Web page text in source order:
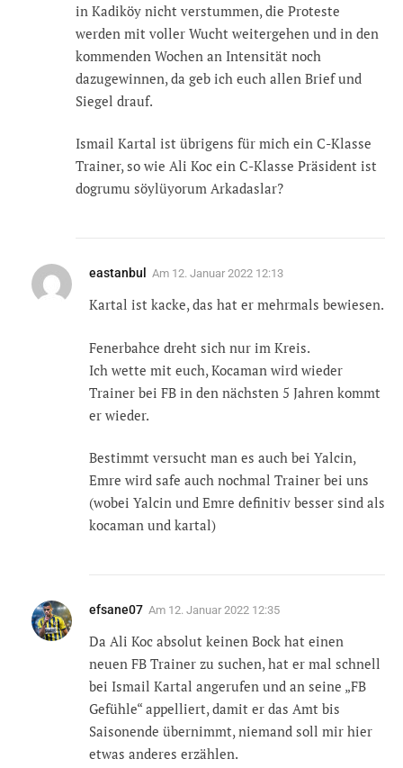
in Kadiköy nicht verstummen, die Proteste
werden mit voller Wucht weitergehen und in den
kommenden Wochen an Intensität noch
dazugewinnen, da geb ich euch allen Brief und
Siegel drauf.
Ismail Kartal ist übrigens für mich ein C-Klasse
Trainer, so wie Ali Koc ein C-Klasse Präsident ist
dogrumu söylüyorum Arkadaslar?
eastanbul Am 12. Januar 2022 12:13
Kartal ist kacke, das hat er mehrmals bewiesen.
Fenerbahce dreht sich nur im Kreis.
Ich wette mit euch, Kocaman wird wieder
Trainer bei FB in den nächsten 5 Jahren kommt
er wieder.
Bestimmt versucht man es auch bei Yalcin,
Emre wird safe auch nochmal Trainer bei uns
(wobei Yalcin und Emre definitiv besser sind als
kocaman und kartal)
efsane07 Am 12. Januar 2022 12:35
Da Ali Koc absolut keinen Bock hat einen
neuen FB Trainer zu suchen, hat er mal schnell
bei Ismail Kartal angerufen und an seine „FB
Gefühle“ appelliert, damit er das Amt bis
Saisonende übernimmt, niemand soll mir hier
etwas anderes erzählen.